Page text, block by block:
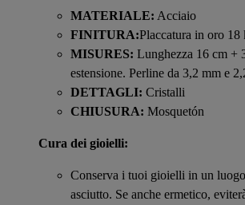
MATERIALE: Acciaio
FINITURA:Placcatura in oro 18
MISURES: Lunghezza 16 cm +
estensione. Perline da 3,2 mm e
DETTAGLI: Cristalli
CHIUSURA: Mosquetón
Cura dei gioielli:
Conserva i tuoi gioielli in un
asciutto. Se anche ermetico,